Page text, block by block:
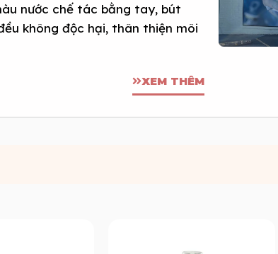
nước chế tác bằng tay, bút
không độc hại, thân thiện môi
XEM THÊM